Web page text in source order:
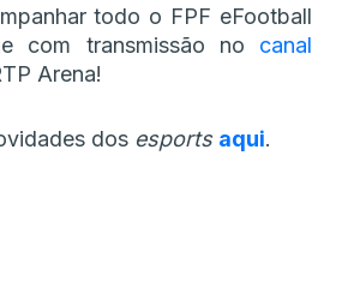
todo o FPF eFootball
com transmissão no canal
Arena!
dos esports aqui.